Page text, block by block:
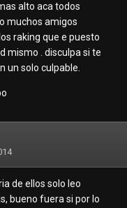
alto aca todos
muchos amigos
raking que e puesto
mismo . disculpa si te
un solo culpable.
de ellos solo leo
bueno fuera si por lo